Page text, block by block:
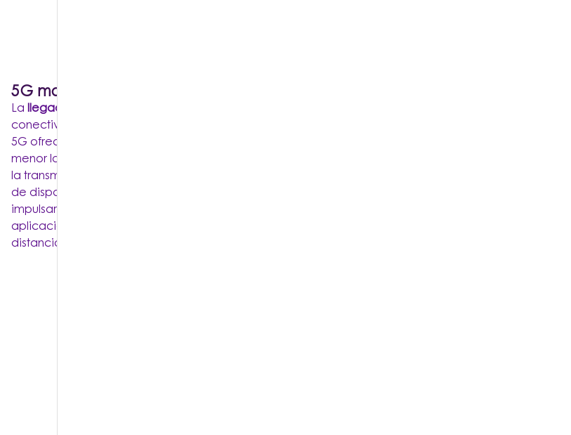
5G marcará un cambio fundamental
La llegada del 5G
conectividad como tendencia tecnológica. Las redes
5G ofrecen velocidades mucho más rápidas y una
menor latencia que sus predecesoras, lo que permitirá
la transmisión de datos de alta velocidad y la conexión
de dispositivos a una escala sin precedentes. Esto
impulsará la Internet de las Cosas (IoT) y habilitará
aplicaciones revolucionarias, como la cirugía a
distancia y vehículos autónomos.